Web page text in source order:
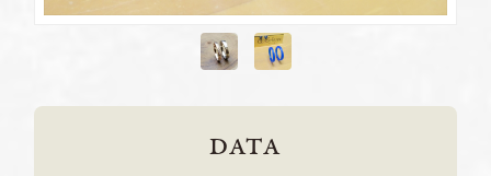
DATA